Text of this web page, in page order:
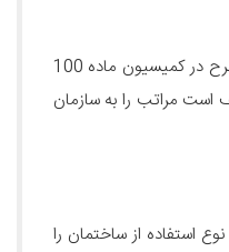
هر گاه مهندس ناظر برخلاف واقع گواهی کند یا تخلف را به موقع به شهرداری اعلام نکند و موضوع منتهی به طرح در کمیسیون ماده 100
مکلف است مراتب را به سازمان
استفاده از ساختمان را